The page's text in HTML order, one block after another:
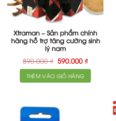
Xtraman – Sản phẩm chính
hãng hỗ trợ tăng cường sinh
lý nam
890.000₫ Giá
gốc
là:
890.000 ₫.
590.000 ₫Giá
hiện
tại
là:
590.000 ₫.
THÊM VÀO GIỎ HÀNG